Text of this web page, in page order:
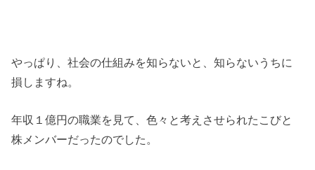
やっぱり、社会の仕組みを知らないと、知らないうちに
損しますね。
年収１億円の職業を見て、色々と考えさせられたこびと
株メンバーだったのでした。